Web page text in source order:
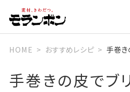
HOME おすすめレシピ 手巻き
手巻きの皮でブ